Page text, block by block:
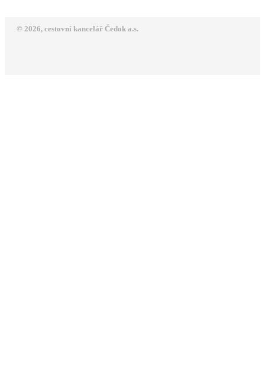
© 2026, cestovní kancelář Čedok a.s.